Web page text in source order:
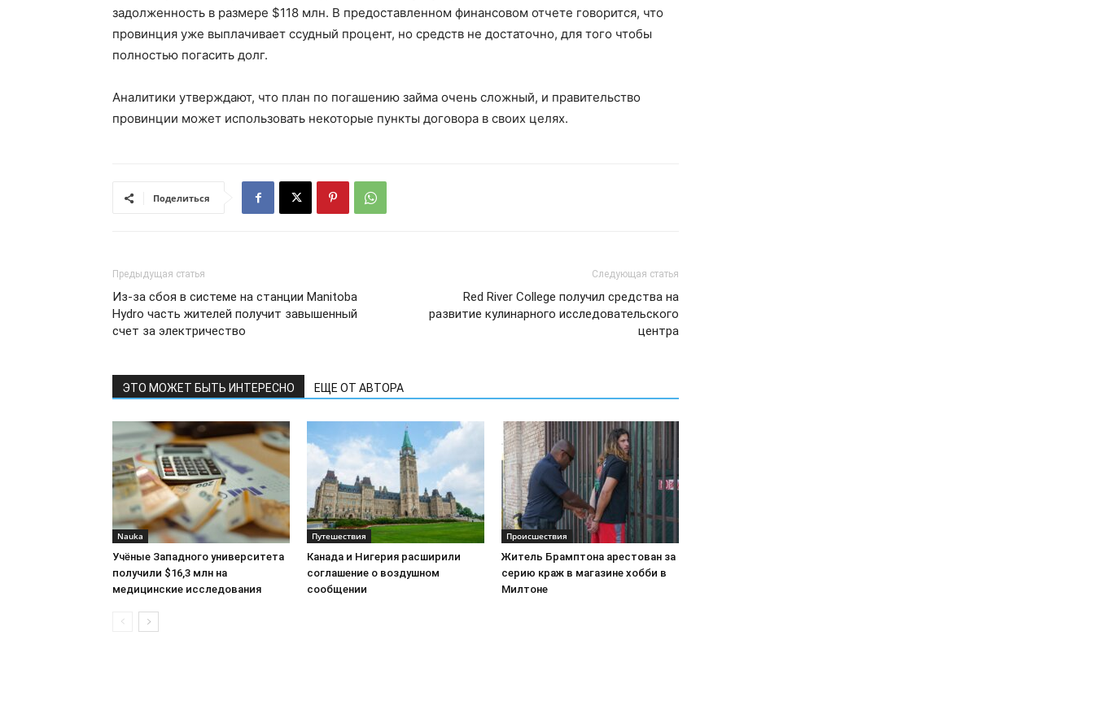
задолженность в размере $118 млн. В предоставленном финансовом отчете говорится, что
провинция уже выплачивает ссудный процент, но средств не достаточно, для того чтобы
полностью погасить долг.
Аналитики утверждают, что план по погашению займа очень сложный, и правительство
провинции может использовать некоторые пункты договора в своих целях.
Поделиться
Предыдущая статья
Из-за сбоя в системе на станции Manitoba
Hydro часть жителей получит завышенный
счет за электричество
Следующая статья
Red River College получил средства на
развитие кулинарного исследовательского
центра
ЭТО МОЖЕТ БЫТЬ ИНТЕРЕСНО ЕЩЕ ОТ АВТОРА
Nauka
Учёные Западного университета
получили $16,3 млн на
медицинские исследования
Путешествия
Канада и Нигерия расширили
соглашение о воздушном
сообщении
Происшествия
Житель Брамптона арестован за
серию краж в магазине хобби в
Милтоне